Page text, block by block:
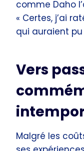
comme Daho
« Certes, j’ai
qui auraient pu
Vers
Malgré les